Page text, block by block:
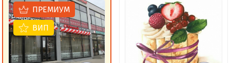
ПРЕМИУМ
ВИП